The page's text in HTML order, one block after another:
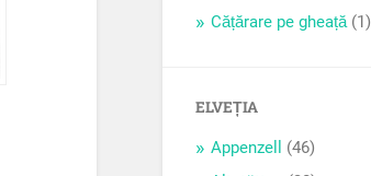
Cățărare pe gheață(1)
ELVEȚIA
Appenzell
(46)